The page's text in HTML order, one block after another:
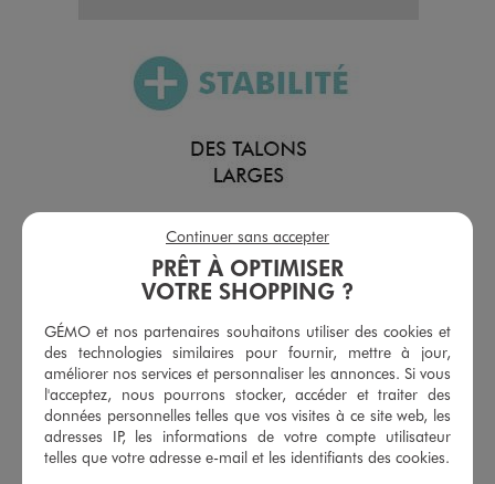
PRÊT À OPTIMISER
VOTRE SHOPPING ?
GÉMO et nos partenaires souhaitons utiliser des cookies et
des technologies similaires pour fournir, mettre à jour,
améliorer nos services et personnaliser les annonces. Si vous
l'acceptez, nous pourrons stocker, accéder et traiter des
données personnelles telles que vos visites à ce site web, les
adresses IP, les informations de votre compte utilisateur
telles que votre adresse e-mail et les identifiants des cookies.
Continuer sans accepter